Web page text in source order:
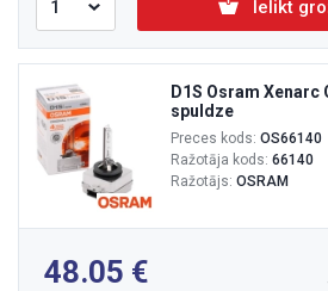
Ielikt
D1S Osram Xenarc
spuldze
Preces kods: OS66140
Ražotāja kods: 66140
Ražotājs: OSRAM
48.05